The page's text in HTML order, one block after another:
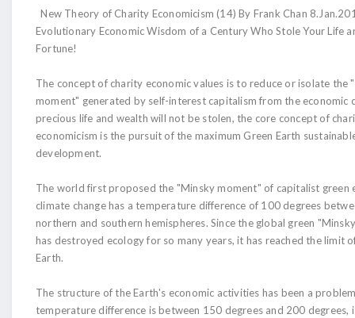
New Theory of Charity Economicism (14) By Frank Chan
Evolutionary Economic Wisdom of a Century Who Stole Your Life
Fortune!
The concept of charity economic values ​​is to reduce or isolate the
moment" generated by self-interest capitalism from the economic
precious life and wealth will not be stolen, the core concept of
economicism is the pursuit of the maximum Green Earth
development.
The world first proposed the "Minsky moment" of capitalist green
climate change has a temperature difference of 100 degrees
northern and southern hemispheres. Since the global green
has destroyed ecology for so many years, it has reached the limit
Earth.
The structure of the Earth's economic activities has been a
temperature difference is between 150 degrees and 200 degrees,